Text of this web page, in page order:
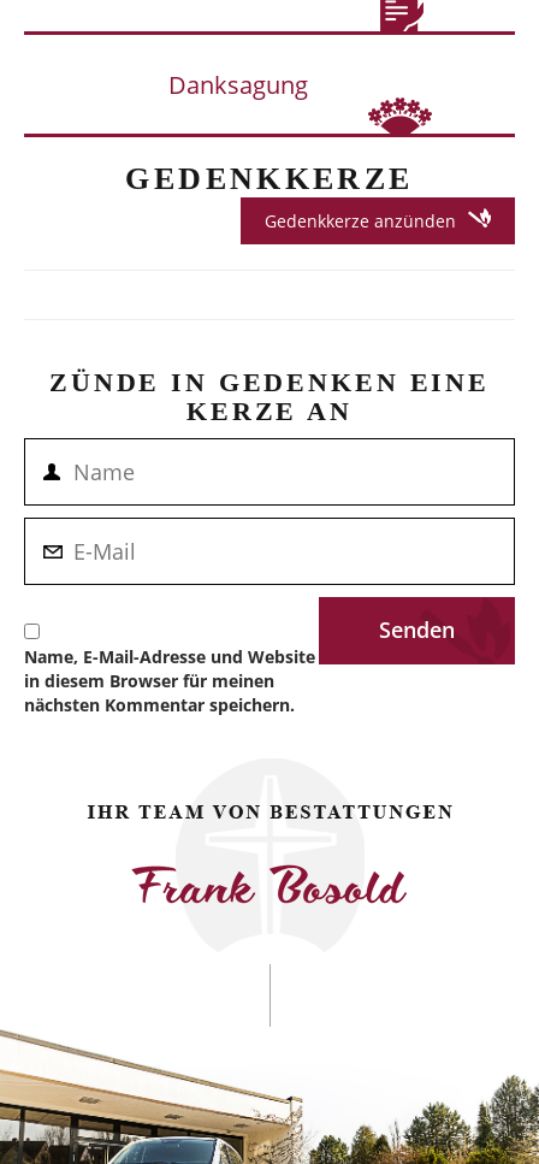
Danksagung
GEDENKKERZE
Gedenkkerze anzünden
ZÜNDE IN GEDENKEN EINE
KERZE AN
Name, E-Mail-Adresse und Website
in diesem Browser für meinen
nächsten Kommentar speichern.